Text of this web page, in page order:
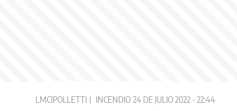
LMCIPOLLETTI INCENDIO 24 DE JULIO 2022 - 22:44